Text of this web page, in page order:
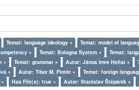
Temat: language ideology × Temat: model of
×
Temat: Bologna System × Temat:
×
Temat: grammar × Autor: János Imre Heltai ×
×
Autor: Tibor M. Pintér × Temat: foreign
Has File(s): true × Autor: Stanislav Štěpáník ×